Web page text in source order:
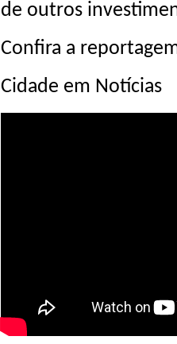
de outros
Confira a
Cidade em Notícias